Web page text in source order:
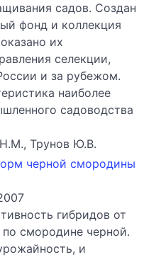
садов. Создан
фонд и коллекция
их
селекции,
и за рубежом.
наиболее
садоводства
Трунов Ю.В.
черной смородины
гибридов от
смородине черной.
и